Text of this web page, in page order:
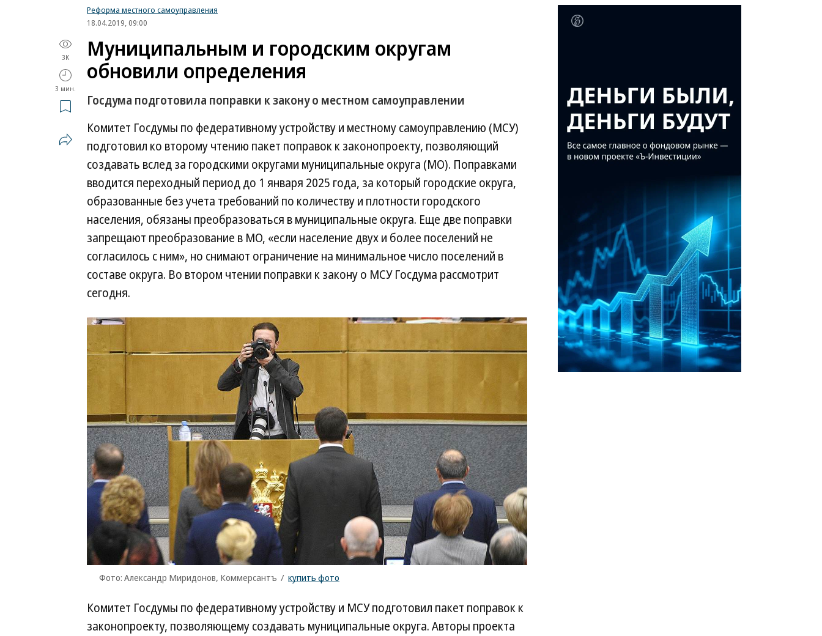
Реформа местного самоуправления
18.04.2019, 09:00
3K
3 мин.
Муниципальным и городским округам
обновили определения
Госдума подготовила поправки к закону о местном самоуправлении
Комитет Госдумы по федеративному устройству и местному самоуправлению (МСУ)
подготовил ко второму чтению пакет поправок к законопроекту, позволяющий
создавать вслед за городскими округами муниципальные округа (МО). Поправками
вводится переходный период до 1 января 2025 года, за который городские округа,
образованные без учета требований по количеству и плотности городского
населения, обязаны преобразоваться в муниципальные округа. Еще две поправки
запрещают преобразование в МО, «если население двух и более поселений не
согласилось с ним», но снимают ограничение на минимальное число поселений в
составе округа. Во втором чтении поправки к закону о МСУ Госдума рассмотрит
сегодня.
Фото: Александр Миридонов, Коммерсантъ / купить фото
Комитет Госдумы по федеративному устройству и МСУ подготовил пакет поправок к
законопроекту, позволяющему создавать муниципальные округа. Авторы проекта